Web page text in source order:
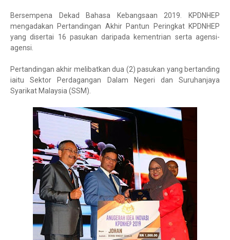
Bersempena Dekad Bahasa Kebangsaan 2019. KPDNHEP
mengadakan Pertandingan Akhir Pantun Peringkat KPDNHEP
yang disertai 16 pasukan daripada kementrian serta agensi-
agensi.
Pertandingan akhir melibatkan dua (2) pasukan yang bertanding
iaitu Sektor Perdagangan Dalam Negeri dan Suruhanjaya
Syarikat Malaysia (SSM).